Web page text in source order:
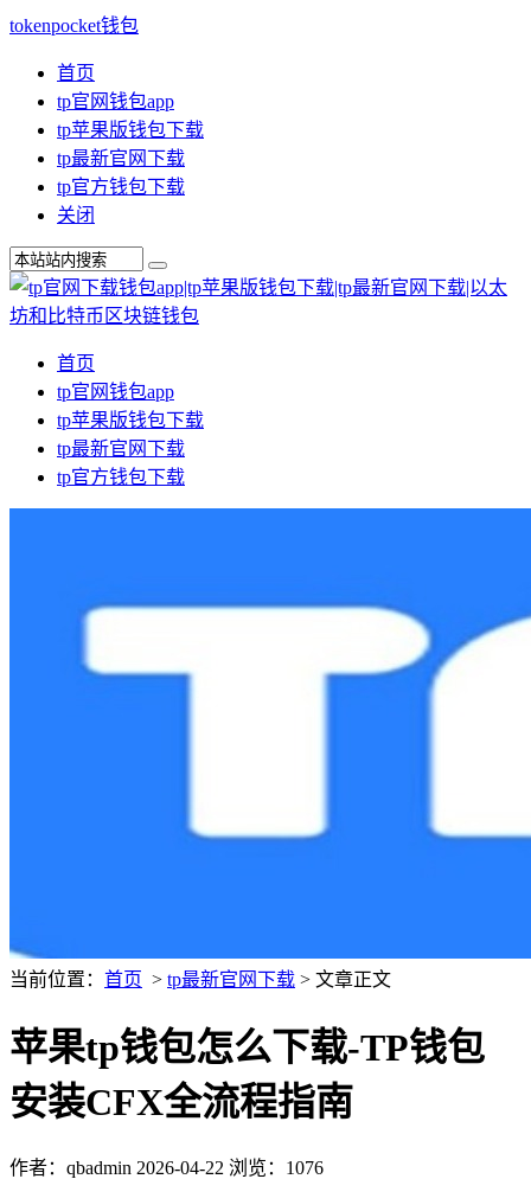
tokenpocket钱包
首页
tp官网钱包app
tp苹果版钱包下载
tp最新官网下载
tp官方钱包下载
关闭
首页
tp官网钱包app
tp苹果版钱包下载
tp最新官网下载
tp官方钱包下载
当前位置： 首页 > tp最新官网下载 > 文章正文
苹果tp钱包怎么下载-TP钱包
安装CFX全流程指南
作者：qbadmin 2026-04-22 浏览：1076